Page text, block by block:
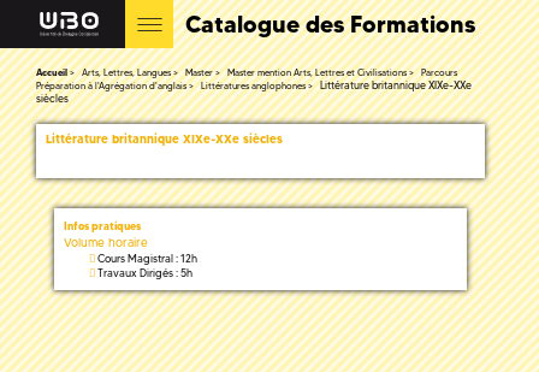
Catalogue des Formations
Accueil Arts, Lettres, Langues Master Master mention Arts, Lettres et Civilisations
Parcours
Préparation à l'Agrégation d'anglais
Littératures anglophones
Littérature britannique XIXe-XXe
siècles
Littérature britannique XIXe-XXe siècles
Infos pratiques
Volume horaire
Cours Magistral : 12h
Travaux Dirigés : 5h